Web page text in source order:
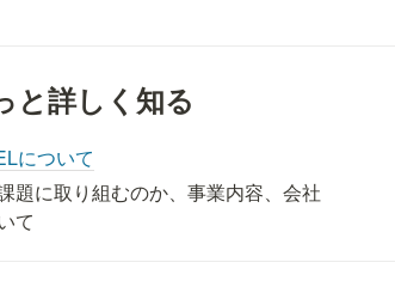
と詳しく知る
について
題に取り組むのか、事業内容、会社
て